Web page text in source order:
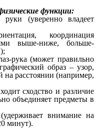
функции:
(уверенно владеет
координация
выше-ниже, больше-
рука (может правильно
образ – узор,
на расстоянии (например,
сходство и различие
объединяет предметы в
внимание на
минут).